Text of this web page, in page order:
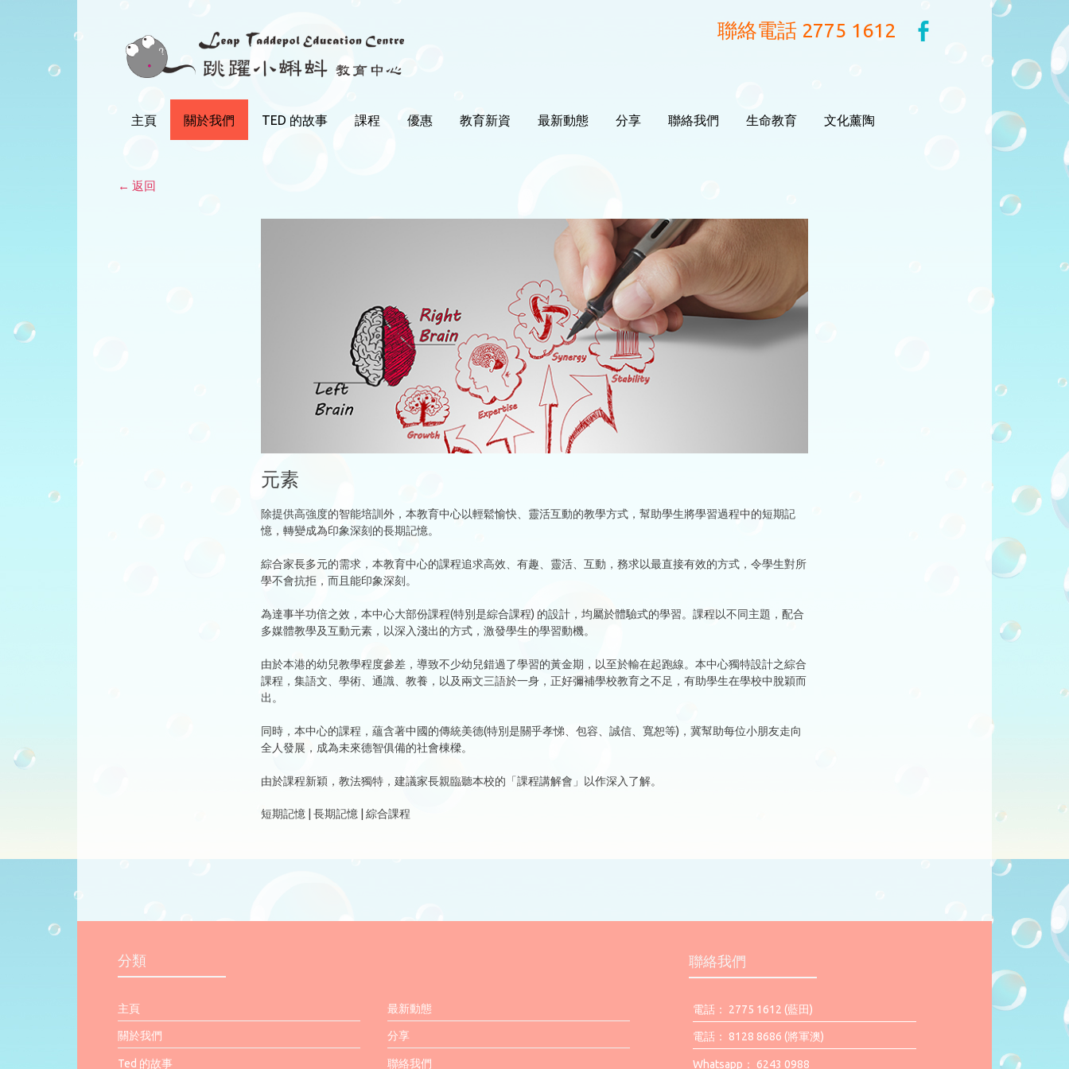
聯絡電話 2775 1612
主頁 關於我們 TED 的故事 課程 優惠 教育新資 最新動態 分享 聯絡我們 生命教育 文化薰陶
← 返回
元素
除提供高強度的智能培訓外，本教育中心以輕鬆愉快、靈活互動的教學方式，幫助學生將學習過程中的短期記
憶，轉變成為印象深刻的長期記憶。
綜合家長多元的需求，本教育中心的課程追求高效、有趣、靈活、互動，務求以最直接有效的方式，令學生對所
學不會抗拒，而且能印象深刻。
為達事半功倍之效，本中心大部份課程(特別是綜合課程) 的設計，均屬於體驗式的學習。課程以不同主題，配合
多媒體教學及互動元素，以深入淺出的方式，激發學生的學習動機。
由於本港的幼兒教學程度參差，導致不少幼兒錯過了學習的黃金期，以至於輸在起跑線。本中心獨特設計之綜合
課程，集語文、學術、通識、教養，以及兩文三語於一身，正好彌補學校教育之不足，有助學生在學校中脫穎而
出。
同時，本中心的課程，蘊含著中國的傳統美德(特別是關乎孝悌、包容、誠信、寬恕等)，冀幫助每位小朋友走向
全人發展，成為未來德智俱備的社會棟樑。
由於課程新穎，教法獨特，建議家長親臨聽本校的「課程講解會」以作深入了解。
短期記憶 | 長期記憶 | 綜合課程
分類
主頁 最新動態
關於我們 分享
Ted 的故事 聯絡我們
聯絡我們
電話： 2775 1612 (藍田)
電話： 8128 8686 (將軍澳)
Whatsapp： 6243 0988